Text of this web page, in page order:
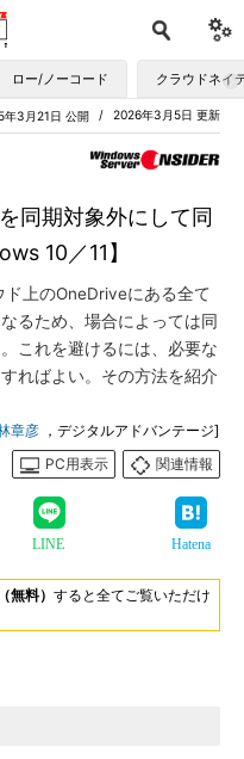
ロー/ノーコード クラウドネイ
2026年3月5日 更新
年3月21日 公開
同期対象外にして同
10／11】
上のOneDriveにある全て
るため、場合によっては同
これを避けるには、必要な
ればよい。その方法を紹介
章彦 ，デジタルアドバンテージ]
PC用表示
関連情報
LINE Hatena
無料） すると全てご覧いただけ